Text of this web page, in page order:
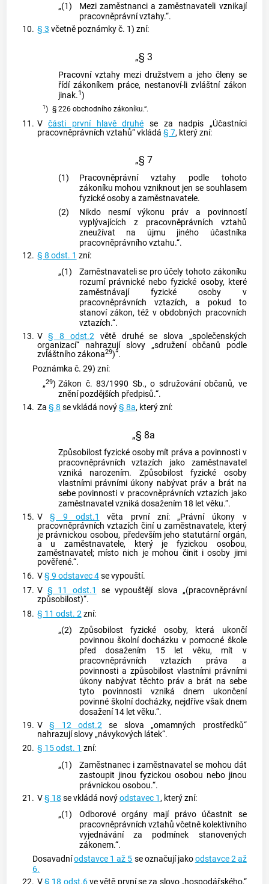
„(1)
Mezi zaměstnanci a zaměstnavateli vznikají
pracovněprávní vztahy.“.
10. § 3 včetně poznámky č. 1) zní:
„§ 3
Pracovní vztahy mezi družstvem a jeho členy se
řídí zákoníkem práce, nestanoví-li zvláštní zákon
jinak.1)
1) § 226 obchodního zákoníku.“.
11. Včásti první hlavě druhé se za nadpis „Účastníci
pracovněprávních vztahů“ vkládá § 7, který zní:
„§ 7
(1)
Pracovněprávní vztahy podle tohoto
zákoníku mohou vzniknout jen se souhlasem
fyzické osoby a zaměstnavatele.
(2)
Nikdo nesmí výkonu práv a povinností
vyplývajících z pracovněprávních vztahů
zneužívat na újmu jiného účastníka
pracovněprávního vztahu.“.
12. § 8 odst. 1 zní:
„(1)
Zaměstnavateli se pro účely tohoto zákoníku
rozumí právnické nebo fyzické osoby, které
zaměstnávají fyzické osoby v
pracovněprávních vztazích, a pokud to
stanoví zákon, též v obdobných pracovních
vztazích.“.
13. V§ 8 odst.2větě druhé se slova „společenských
organizací“ nahrazují slovy „sdružení občanů podle
zvláštního zákona29)“.
Poznámka č. 29) zní:
„29) Zákon č. 83/1990 Sb., o sdružování občanů, ve
znění pozdějších předpisů.“.
14. Za § 8 se vkládá nový§ 8a, který zní:
„§ 8a
Způsobilost fyzické osoby mít práva a povinnosti v
pracovněprávních vztazích jako zaměstnavatel
vzniká narozením. Způsobilost fyzické osoby
vlastními právními úkony nabývat práv a brát na
sebe povinnosti v pracovněprávních vztazích jako
zaměstnavatel vzniká dosažením 18 let věku.“.
15. V§ 9 odst.1
věta první zní: „Právní úkony v
pracovněprávních vztazích činí u zaměstnavatele, který
je právnickou osobou, především jeho statutární orgán,
a u zaměstnavatele, který je fyzickou osobou,
zaměstnavatel; místo nich je mohou činit i osoby jimi
pověřené.“.
16. V§ 9 odstavec 4se vypouští.
17. V § 11 odst.1
se vypouštějí slova „(pracovněprávní
způsobilost)“.
18. § 11 odst. 2zní:
„(2)
Způsobilost fyzické osoby, která ukončí
povinnou školní docházku v pomocné škole
před dosažením 15 let věku, mít v
pracovněprávních vztazích práva a
povinnosti a způsobilost vlastními právními
úkony nabývat těchto práv a brát na sebe
tyto povinnosti vzniká dnem ukončení
povinné školní docházky, nejdříve však dnem
dosažení 14 let věku.“.
19. V§ 12 odst.2 se slova „omamných prostředků“
nahrazují slovy „návykových látek“.
20. § 15 odst. 1 zní:
„(1)
Zaměstnanec i zaměstnavatel se mohou dát
zastoupit jinou fyzickou osobou nebo jinou
právnickou osobou.“.
21. V§ 18 se vkládá novýodstavec 1, který zní:
„(1)
Odborové orgány mají právo účastnit se
pracovněprávních vztahů včetně kolektivního
vyjednávání za podmínek stanovených
zákonem.“.
Dosavadníodstavce 1 až 5 se označují jakoodstavce 2 až
6.